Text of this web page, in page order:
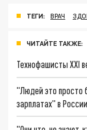
ТЕГИ: ВРАЧ
ЧИТАЙТЕ ТАКЖЕ:
Технофашисты XXI
"Людей это просто
зарплатах" в России